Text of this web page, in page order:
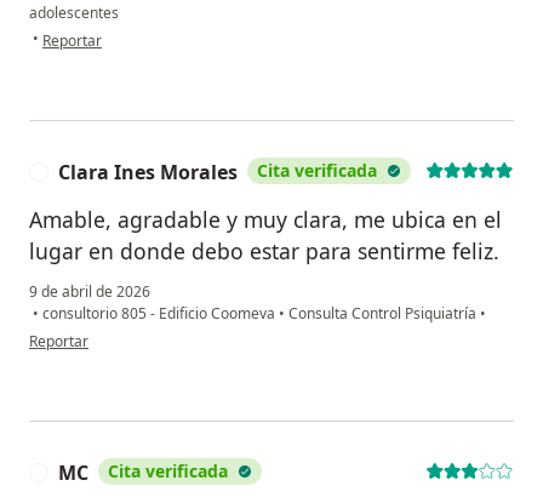
adolescentes
• en opinión del usuario Leidy Hernández
Reportar
Clara Ines Morales Cita verificada
Amable, agradable y muy clara, me ubica en el
lugar en donde debo estar para sentirme feliz.
9 de abril de 2026
• consultorio 805 - Edificio Coomeva • Consulta Control Psiquiatría •
en opinión del usuario Clara Ines Morales
Reportar
MC Cita verificada